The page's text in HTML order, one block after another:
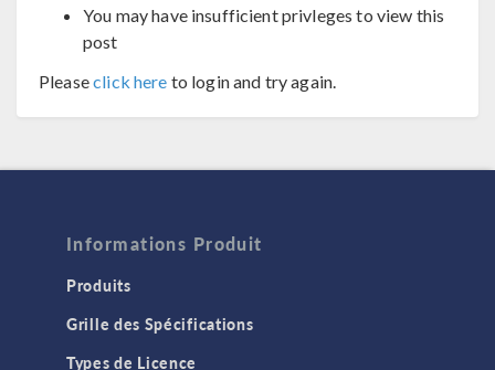
You may have insufficient privleges to view this
post
Pleaseclick here to login and try again.
Informations Produit
Produits
Grille des Spécifications
Types de Licence